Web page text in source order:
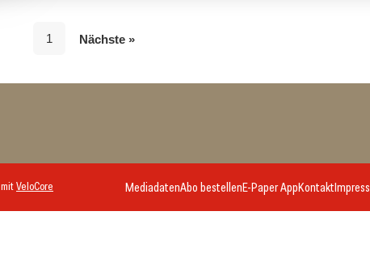
1 Nächste »
mitVeloCore MediadatenAbo bestellenE-Paper AppKontakt